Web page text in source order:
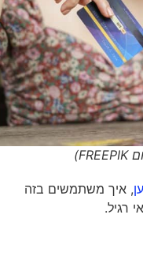
משתמשים בזה